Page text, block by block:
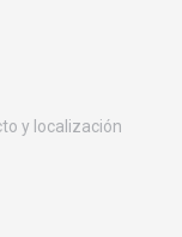
y localización